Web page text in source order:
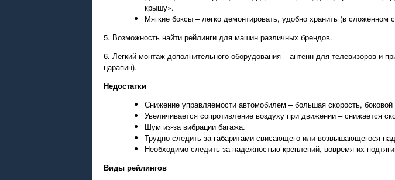
крышу».
Мягкие боксы – легко демонтировать, удобно хранить (в
5. Возможность найти рейлинги для машин различных брендов.
6. Легкий монтаж дополнительного оборудования – антенн для телевизоров и
царапин).
Недостатки
Снижение управляемости автомобилем – большая скорость,
Увеличивается сопротивление воздуху при движении – снижается
Шум из-за вибрации багажа.
Трудно следить за габаритами свисающего или возвышающегося
Необходимо следить за надежностью креплений, вовремя их
Виды рейлингов